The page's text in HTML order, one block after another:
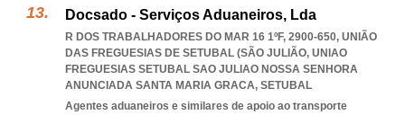
Docsado - Serviços Aduaneiros, Lda
R DOS TRABALHADORES DO MAR 16 1ºF, 2900-650, UNIÃO
DAS FREGUESIAS DE SETUBAL (SÃO JULIÃO, UNIAO
FREGUESIAS SETUBAL SAO JULIAO NOSSA SENHORA
ANUNCIADA SANTA MARIA GRACA, SETUBAL
Agentes aduaneiros e similares de apoio ao transporte